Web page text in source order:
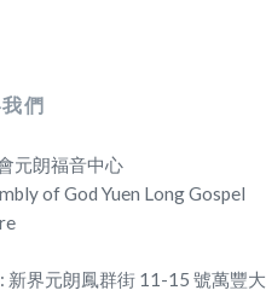
們
元朗福音中心
of God Yuen Long Gospel
新界元朗鳳群街 11-15 號萬豐大